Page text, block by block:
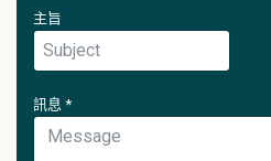
主旨
訊息 *